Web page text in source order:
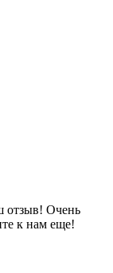
отзыв! Очень
к нам еще!